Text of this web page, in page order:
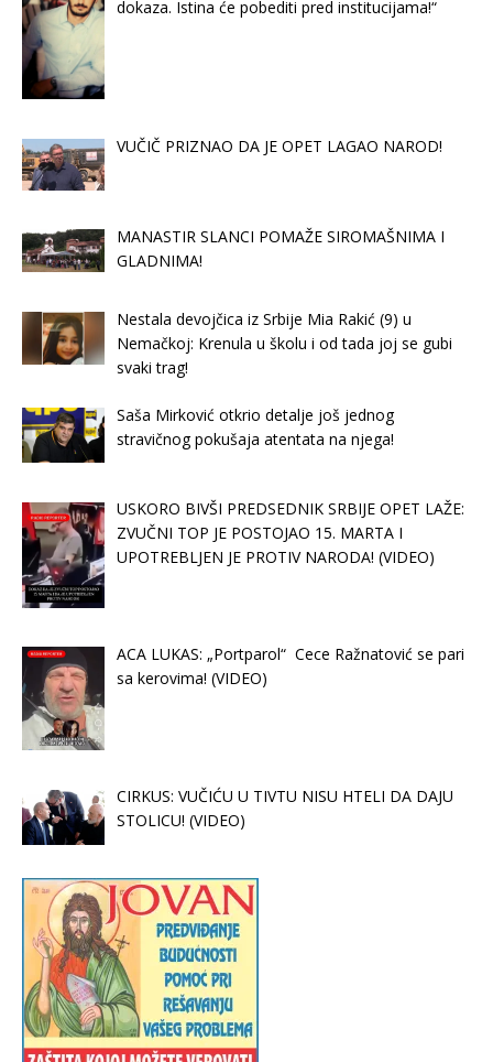
dokaza. Istina će pobediti pred institucijama!“
VUČIČ PRIZNAO DA JE OPET LAGAO NAROD!
MANASTIR SLANCI POMAŽE SIROMAŠNIMA I
GLADNIMA!
Nestala devojčica iz Srbije Mia Rakić (9) u
Nemačkoj: Krenula u školu i od tada joj se gubi
svaki trag!
Saša Mirković otkrio detalje još jednog
stravičnog pokušaja atentata na njega!
USKORO BIVŠI PREDSEDNIK SRBIJE OPET LAŽE:
ZVUČNI TOP JE POSTOJAO 15. MARTA I
UPOTREBLJEN JE PROTIV NARODA! (VIDEO)
ACA LUKAS: „Portparol“ Cece Ražnatović se pari
sa kerovima! (VIDEO)
CIRKUS: VUČIĆU U TIVTU NISU HTELI DA DAJU
STOLICU! (VIDEO)